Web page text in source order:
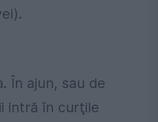
În ajun, sau de
intră în curţile